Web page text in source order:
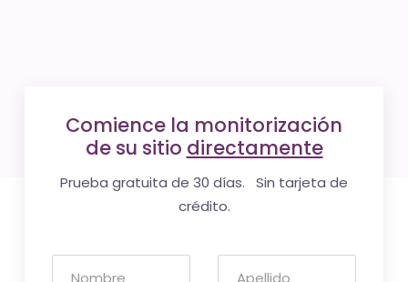
Comience la monitorización
de su sitio directamente
Prueba gratuita de 30 días. Sin tarjeta de
crédito.